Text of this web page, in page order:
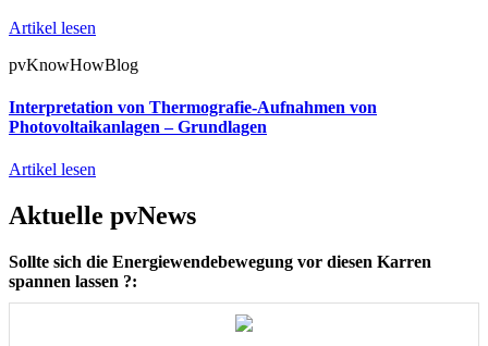
Artikel lesen
pvKnowHowBlog
Interpretation von Thermografie-Aufnahmen von
Photovoltaikanlagen – Grundlagen
Artikel lesen
Aktuelle pvNews
Sollte sich die Energiewendebewegung vor diesen Karren
spannen lassen ?: